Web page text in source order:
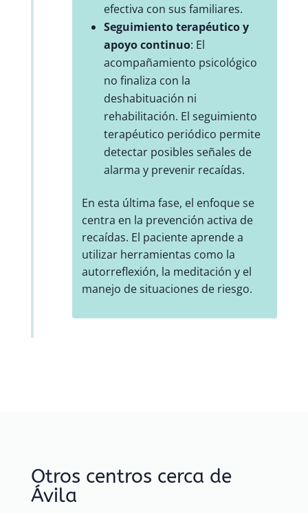
efectiva con sus familiares.
Seguimiento terapéutico y
apoyo continuo: El
acompañamiento psicológico
no finaliza con la
deshabituación ni
rehabilitación. El seguimiento
terapéutico periódico permite
detectar posibles señales de
alarma y prevenir recaídas.
En esta última fase, el enfoque se
centra en la prevención activa de
recaídas. El paciente aprende a
utilizar herramientas como la
autorreflexión, la meditación y el
manejo de situaciones de riesgo.
Otros centros cerca de
Ávila